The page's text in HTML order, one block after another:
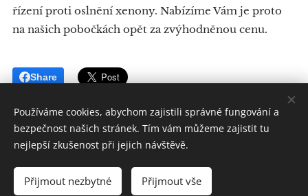
řízení proti oslnění xenony. Nabízíme Vám je proto
na našich pobočkách opět za zvýhodněnou cenu.
Share
Optika na náměstí, ICO 62259547, DIC CZ7207055548
Používáme cookies, abychom zajistili správné fungování a
bezpečnost našich stránek. Tím vám můžeme zajistit tu
nejlepší zkušenost při jejich návštěvě.
Přijmout nezbytné Přijmout vše